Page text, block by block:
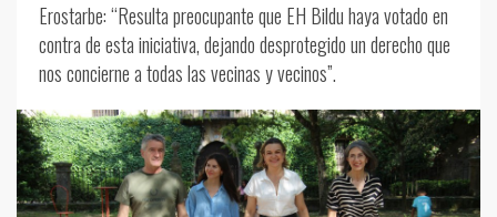
Erostarbe: “Resulta preocupante que EH Bildu haya votado en
contra de esta iniciativa, dejando desprotegido un derecho que
nos concierne a todas las vecinas y vecinos”.